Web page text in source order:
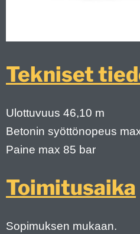
Tekniset
Ulottuvuus 46,10 m
Betonin syöttönopeus
Paine max 85 bar
Toimitusaika
Sopimuksen mukaan.